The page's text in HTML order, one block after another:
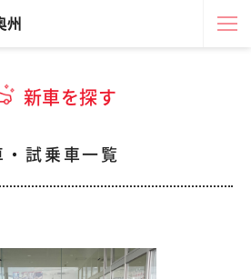
州
新車を探す
試乗車一覧